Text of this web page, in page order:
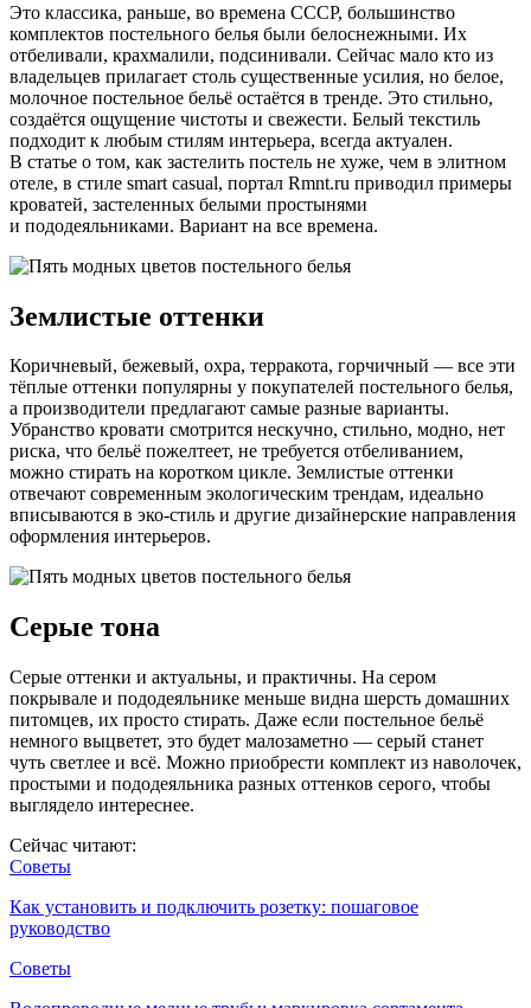
Это классика, раньше, во времена СССР, большинство
комплектов постельного белья были белоснежными. Их
отбеливали, крахмалили, подсинивали. Сейчас мало кто из
владельцев прилагает столь существенные усилия, но белое,
молочное постельное бельё остаётся в тренде. Это стильно,
создаётся ощущение чистоты и свежести. Белый текстиль
подходит к любым стилям интерьера, всегда актуален.
В статье о том, как застелить постель не хуже, чем в элитном
отеле, в стиле smart casual, портал Rmnt.ru приводил примеры
кроватей, застеленных белыми простынями
и пододеяльниками. Вариант на все времена.
Землистые оттенки
Коричневый, бежевый, охра, терракота, горчичный — все эти
тёплые оттенки популярны у покупателей постельного белья,
а производители предлагают самые разные варианты.
Убранство кровати смотрится нескучно, стильно, модно, нет
риска, что бельё пожелтеет, не требуется отбеливанием,
можно стирать на коротком цикле. Землистые оттенки
отвечают современным экологическим трендам, идеально
вписываются в эко-стиль и другие дизайнерские направления
оформления интерьеров.
Серые тона
Серые оттенки и актуальны, и практичны. На сером
покрывале и пододеяльнике меньше видна шерсть домашних
питомцев, их просто стирать. Даже если постельное бельё
немного выцветет, это будет малозаметно — серый станет
чуть светлее и всё. Можно приобрести комплект из наволочек,
простыми и пододеяльника разных оттенков серого, чтобы
выглядело интереснее.
Сейчас читают:
Советы
Как установить и подключить розетку: пошаговое
руководство
Советы